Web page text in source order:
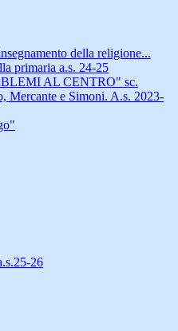
della religione...
primaria a.s. 24-25
AL CENTRO" sc.
Mercante e Simoni. A.s. 2023-
26